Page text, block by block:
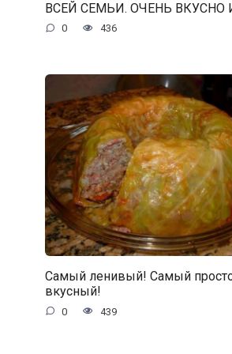
ВСЕЙ СЕМЬИ. ОЧЕНЬ ВКУСНО
0 436
Самый ленивый! Самый
вкусный!
0 439